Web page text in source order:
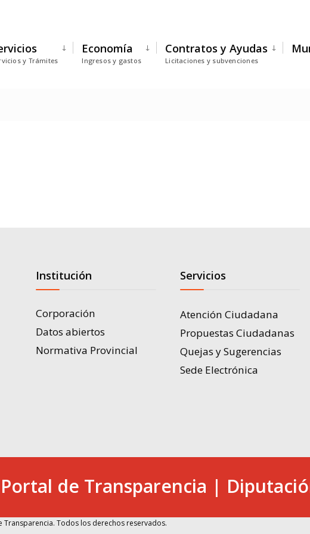
y Trámites
Economía
Ingresos y gastos
Contratos y Ayudas
Licitaciones y subvenciones
Institución
Corporación
Datos abiertos
Normativa Provincial
Servicios
Atención Ciudadana
Propuestas Ciudadanas
Quejas y Sugerencias
Sede Electrónica
Portal de Transparencia |
Transparencia. Todos los derechos reservados.